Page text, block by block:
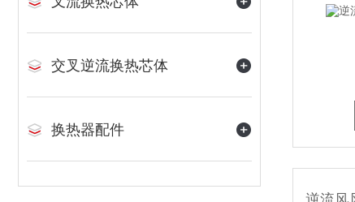
交叉逆流换热芯体
换热器配件